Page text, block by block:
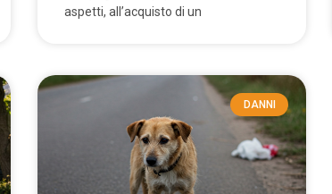
aspetti, all’acquisto di un
DANNI